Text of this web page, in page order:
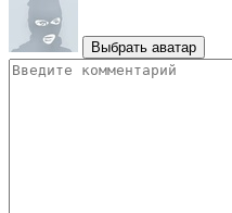
Выбрать аватар